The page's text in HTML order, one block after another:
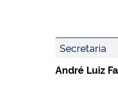
Secretaria
André Luiz